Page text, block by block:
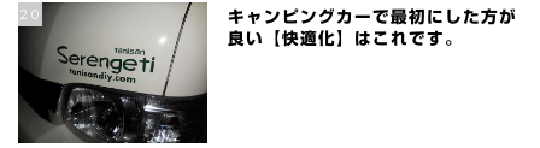
20
キャンピングカーで最初にした方が
良い【快適化】はこれです。